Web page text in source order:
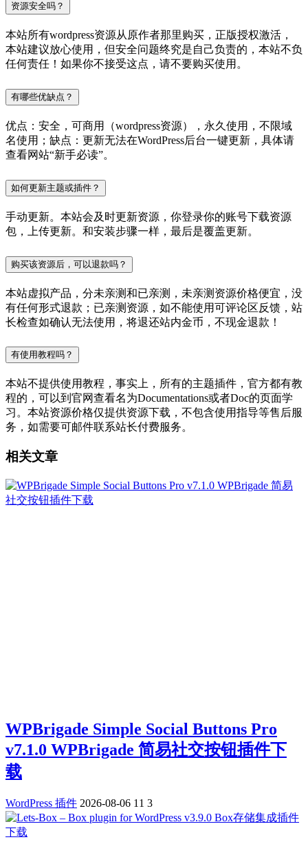
资源安全吗？
本站所有wordpress资源从原作者那里购买，正版授权激活，
本站建议放心使用，但安全问题终究是自己负责的，本站不负
任何责任！如果你不接受这点，请不要购买使用。
有哪些优缺点？
优点：安全，可商用（wordpress资源），永久使用，不限域
名使用；缺点：更新无法在WordPress后台一键更新，具体请
查看网站“新手必读”。
如何更新主题或插件？
手动更新。本站会及时更新资源，你登录你的账号下载资源
包，上传更新。和安装步骤一样，最后是覆盖更新。
购买该资源后，可以退款吗？
本站虚拟产品，分未亲测和已亲测，未亲测资源价格便宜，没
有任何形式退款；已亲测资源，如不能使用可评论区反馈，站
长检查如确认无法使用，将退还站内金币，不现金退款！
有使用教程吗？
本站不提供使用教程，事实上，所有的主题插件，官方都有教
程的，可以到官网查看名为Documentations或者Doc的页面学
习。本站资源价格仅提供资源下载，不包含使用指导等售后服
务，如需要可邮件联系站长付费服务。
相关文章
WPBrigade Simple Social Buttons Pro
v7.1.0 WPBrigade 简易社交按钮插件下
载
WordPress 插件 2026-08-06 11 3